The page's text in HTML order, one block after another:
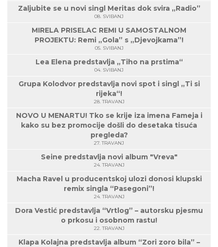
Zaljubite se u novi singl Meritas dok svira „Radio”
08. SVIBANJ
MIRELA PRISELAC REMI U SAMOSTALNOM
PROJEKTU: Remi „Gola” s „Djevojkama”!
05. SVIBANJ
Lea Elena predstavlja „Tiho na prstima“
04. SVIBANJ
Grupa Kolodvor predstavlja novi spot i singl „Ti si
rijeka“!
28. TRAVANJ
NOVO U MENARTU! Tko se krije iza imena Fameja i
kako su bez promocije došli do desetaka tisuća
pregleda?
27. TRAVANJ
Seine predstavlja novi album "Vreva"
24. TRAVANJ
Macha Ravel u producentskoj ulozi donosi klupski
remix singla “Pasegoni”!
24. TRAVANJ
Dora Vestić predstavlja “Vrtlog” – autorsku pjesmu
o prkosu i osobnom rastu!
22. TRAVANJ
Klapa Kolajna predstavlja album “Zori zoro bila” –